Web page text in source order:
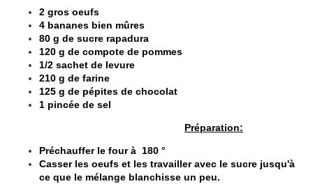
2 gros oeufs
4 bananes bien mûres
80 g de sucre rapadura
120 g de compote de pommes
1/2 sachet de levure
210 g de farine
125 g de pépites de chocolat
1 pincée de sel
Préparation:
Préchauffer le four à 180 °
Casser les oeufs et les travailler avec le sucre jusqu'à
ce que le mélange blanchisse un peu.